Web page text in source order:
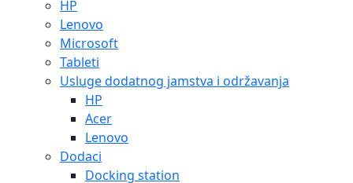
HP
Lenovo
Microsoft
Tableti
Usluge dodatnog jamstva i održavanja
HP
Acer
Lenovo
Dodaci
Docking station